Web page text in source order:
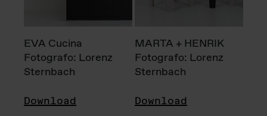
EVA Cucina
Fotografo: Lorenz
Sternbach
Download
MARTA + HENRIK
Fotografo: Lorenz
Sternbach
Download